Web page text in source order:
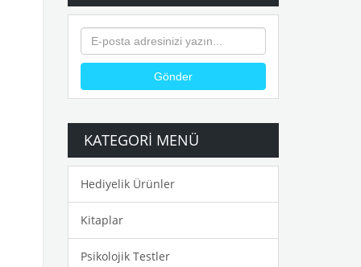
Gönder
KATEGORI MENÜ
Hediyelik Ürünler
Kitaplar
Psikolojik Testler